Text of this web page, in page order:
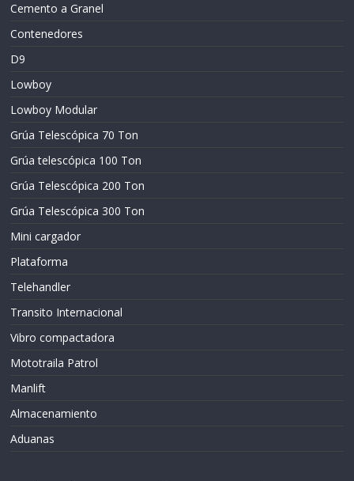
Cemento a Granel
Contenedores
D9
Lowboy
Lowboy Modular
Grúa Telescópica 70 Ton
Grúa telescópica 100 Ton
Grúa Telescópica 200 Ton
Grúa Telescópica 300 Ton
Mini cargador
Plataforma
Telehandler
Transito Internacional
Vibro compactadora
Mototraila Patrol
Manlift
Almacenamiento
Aduanas